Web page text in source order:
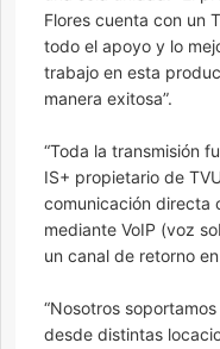
Flores cuenta con un
todo el apoyo y lo
trabajo en esta
manera exitosa”.
“Toda la transmisión
IS+ propietario de
comunicación directa
mediante VoIP (voz
un canal de retorno
“Nosotros
desde distintas